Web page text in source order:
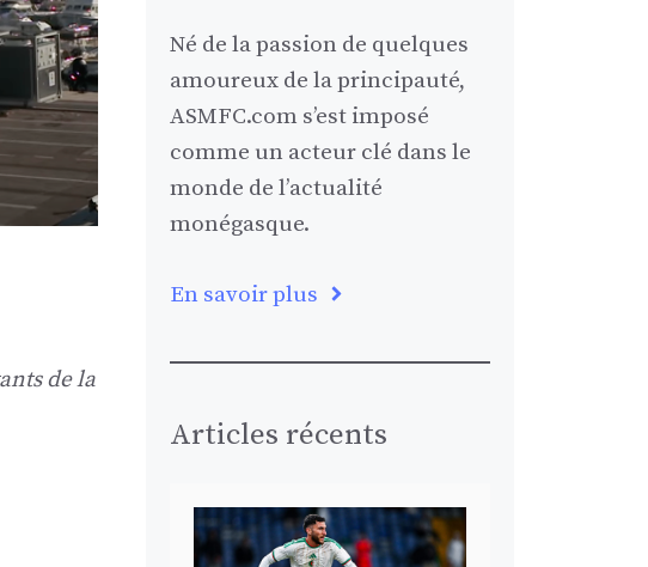
de la
Né de la passion de quelques
amoureux de la principauté,
ASMFC.com s’est imposé
comme un acteur clé dans le
monde de l’actualité
monégasque.
En savoir plus
Articles récents